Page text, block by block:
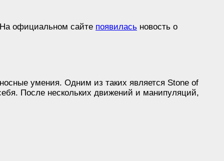
официальном сайте появилась новость о
умения. Одним из таких является Stone of
После нескольких движений и манипуляций,